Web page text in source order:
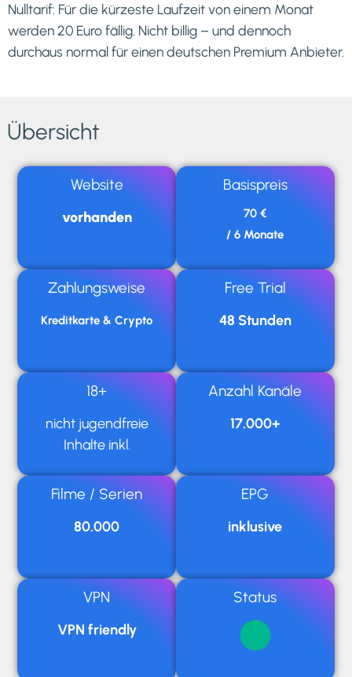
Nulltarif: Für die kürzeste Laufzeit von einem Monat
werden 20 Euro fällig. Nicht billig – und dennoch
durchaus normal für einen deutschen Premium Anbieter.
Übersicht
Website
vorhanden
Basispreis
70 €
/ 6 Monate
Zahlungsweise
Kreditkarte & Crypto
Free Trial
48 Stunden
18+
nicht jugendfreie
Inhalte inkl.
Anzahl Kanäle
17.000+
Filme / Serien
80.000
EPG
inklusive
VPN
VPN friendly
Status